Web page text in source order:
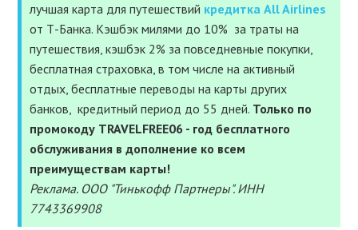
СТРАХОВКА
УСЛУГИ
ПОЛЕЗНОЕ
ПОДДЕРЖАТЬ
лучшая карта для путешествий кредитка All Airlines
от Т-Банка. Кэшбэк милями до 10% за траты на
путешествия, кэшбэк 2% за повседневные покупки,
бесплатная страховка, в том числе на активный
отдых, бесплатные переводы на карты других
банков, кредитный период до 55 дней. Только по
промокоду TRAVELFREE06 - год бесплатного
обслуживания в дополнение ко всем
преимуществам карты!
Реклама. ООО "Тинькофф Партнеры". ИНН
7743369908